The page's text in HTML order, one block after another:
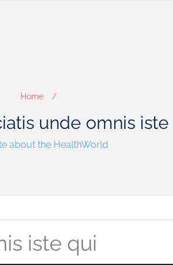
Home
unde omnis iste
about the HealthWorld
iste qui